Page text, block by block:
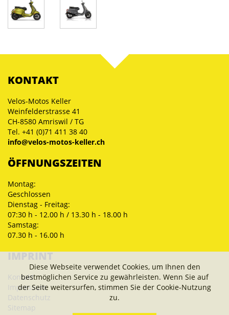
Diese Webseite verwendet Cookies, um Ihnen den
bestmöglichen Service zu gewährleisten. Wenn Sie auf
der Seite weitersurfen, stimmen Sie der Cookie-Nutzung
zu.
KONTAKT
Velos-Motos Keller
Weinfelderstrasse 41
CH-8580 Amriswil / TG
Tel. +41 (0)71 411 38 40
info@velos-motos-keller.ch
ÖFFNUNGSZEITEN
Montag:
Geschlossen
Dienstag - Freitag:
07:30 h - 12.00 h / 13.30 h - 18.00 h
Samstag:
07.30 h - 16.00 h
IMPRINT
Kontakt
Impressum
Datenschutz
Sitemap